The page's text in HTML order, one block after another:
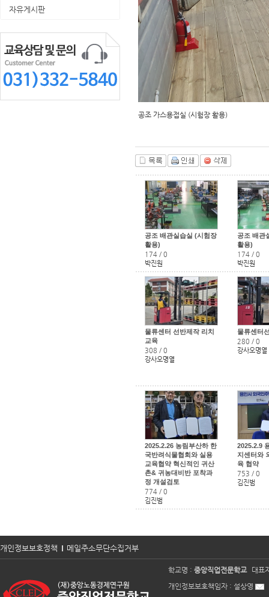
자유게시판
공조 가스용접실 (시험장 활용)
공조 배관실습실 (시험장
활용)
174 / 0
박진원
공조 배관
활용)
174 / 0
박진원
물류센터 선반제작 리치
교육
308 / 0
강사오명열
물류센터
280 / 0
강사오명열
2025.2.26 농림부산하 한
국반려식물협회와 실용
교육협약 혁신적인 귀산
촌& 귀농대비반 포착과
정 개설검토
774 / 0
김진범
2025.2.9
지센터와
육 협약
753 / 0
김진범
개인정보보호정책 메일주소무단수집거부
학교명 : 중앙직업전문학교
대표
개인정보보호책임자 : 설상영